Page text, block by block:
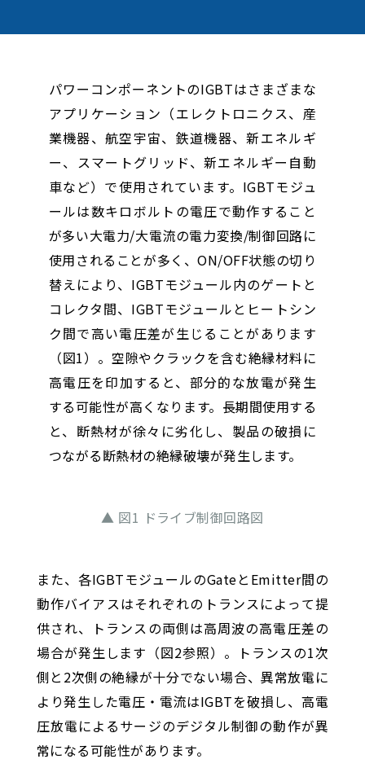
パワーコンポーネントのIGBTはさまざまな
アプリケーション（エレクトロニクス、産
業機器、航空宇宙、鉄道機器、新エネルギ
ー、スマートグリッド、新エネルギー自動
車など）で使用されています。IGBTモジュ
ールは数キロボルトの電圧で動作すること
が多い大電力/大電流の電力変換/制御回路に
使用されることが多く、ON/OFF状態の切り
替えにより、IGBTモジュール内のゲートと
コレクタ間、IGBTモジュールとヒートシン
ク間で高い電圧差が生じることがあります
（図1）。空隙やクラックを含む絶縁材料に
高電圧を印加すると、部分的な放電が発生
する可能性が高くなります。長期間使用する
と、断熱材が徐々に劣化し、製品の破損に
つながる断熱材の絶縁破壊が発生します。
▲ 図1 ドライブ制御回路図
また、各IGBTモジュールのGateとEmitter間の
動作バイアスはそれぞれのトランスによって提
供され、トランスの両側は高周波の高電圧差の
場合が発生します（図2参照）。トランスの1次
側と2次側の絶縁が十分でない場合、異常放電に
より発生した電圧・電流はIGBTを破損し、高電
圧放電によるサージのデジタル制御の動作が異
常になる可能性があります。